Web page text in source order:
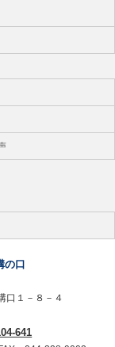
の口
口１－８－４
641